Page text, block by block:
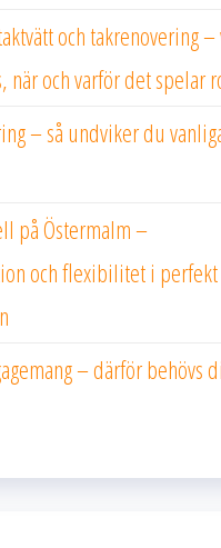
och takrenovering –
när och varför det spelar
– så undviker du
på Östermalm –
och flexibilitet i perfekt
– därför behövs